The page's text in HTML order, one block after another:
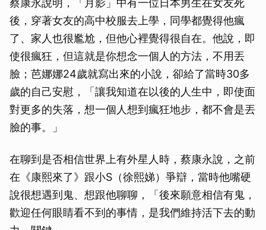
蔡康永說明，「月影」中有一位日本男生在女友死
後，穿著女友的高中校服去上學，同學都覺得他瘋
了、家人也很尷尬，但他心裡覺得很自在。他說，即
使很瘋狂，但這就是你想念一個人的方法，不用丟
臉；芭娜娜24歲就寫出來的小說，卻給了當時30多
歲的自己安慰，「讓我知道在以後的人生中，即使面
對更多的失落，想一個人想到瘋狂地步，都不會是丟
臉的事。」
在聊到是否相信世界上有外星人時，蔡康永說，之前
在《康熙來了》跟小S（徐熙娣）爭辯，當時他嘴硬
說很想遇到鬼、想跟他聊聊，「後來願意相信有鬼，
歡迎任何眼睛看不到的事情，是我們維持活下去的動